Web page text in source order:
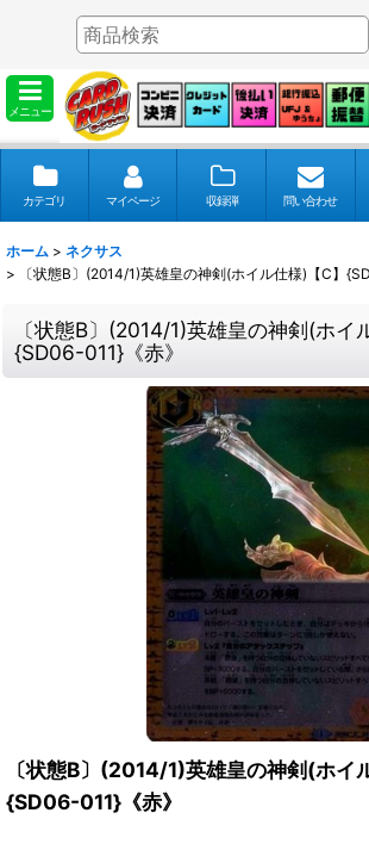
メニュー
カテゴリ マイページ 収録弾 問い合わせ
ホーム > ネクサス
>
〔状態B〕(2014/1)英雄皇の神剣(ホイル仕様)【C】
〔状態B〕(2014/1)英雄皇の神剣(ホイ
{SD06-011}《赤》
〔状態B〕(2014/1)英雄皇の神剣(ホイ
{SD06-011}《赤》